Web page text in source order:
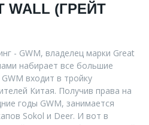
WALL (ГРЕЙТ
- GWM, владелец марки Great
набирает все большие
входит в тройку
Китая. Получив права на
годы GWM, занимается
Sokol и Deer. И вот в